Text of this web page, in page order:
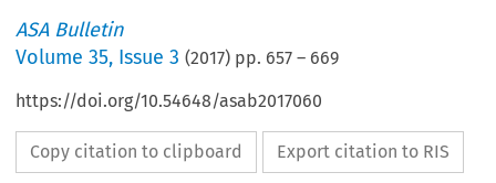
ASA Bulletin
Volume35, Issue 3 (2017) pp. 657 – 669
https://doi.org/10.54648/asab2017060
Copy citation to clipboard Export citation to RIS